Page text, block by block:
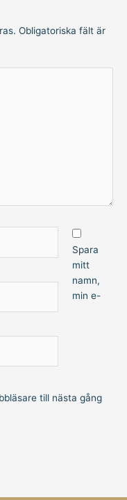
Obligatoriska fält är
Spara
mitt
namn,
min e-
till nästa gång